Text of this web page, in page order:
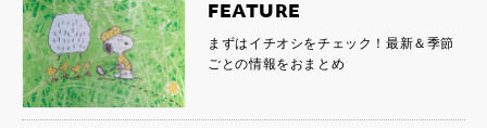
FEATURE
まずはイチオシをチェック！最新＆季節
ごとの情報をおまとめ